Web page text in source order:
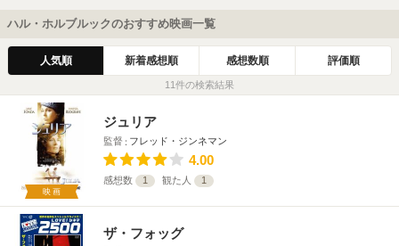
ハル・ホルブルックのおすすめ映画一覧
人気順 新着感想順 感想数順 評価順
11件の検索結果
映画
ジュリア
監督 フレッド・ジンネマン
4.00
感想数 1 観た人 1
ザ・フォッグ